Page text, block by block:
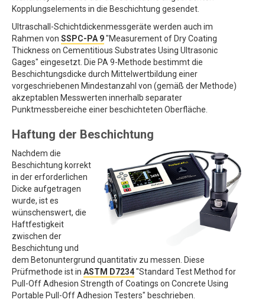
Kopplungselements in die Beschichtung gesendet.
Ultraschall-Schichtdickenmessgeräte werden auch im
Rahmen von SSPC-PA 9"Measurement of Dry Coating
Thickness on Cementitious Substrates Using Ultrasonic
Gages" eingesetzt. Die PA 9-Methode bestimmt die
Beschichtungsdicke durch Mittelwertbildung einer
vorgeschriebenen Mindestanzahl von (gemäß der Methode)
akzeptablen Messwerten innerhalb separater
Punktmessbereiche einer beschichteten Oberfläche.
Haftung der Beschichtung
Nachdem die
Beschichtung korrekt
in der erforderlichen
Dicke aufgetragen
wurde, ist es
wünschenswert, die
Haftfestigkeit
zwischen der
Beschichtung und
dem Betonuntergrund quantitativ zu messen. Diese
Prüfmethode ist in ASTM D7234"Standard Test Method for
Pull-Off Adhesion Strength of Coatings on Concrete Using
Portable Pull-Off Adhesion Testers" beschrieben.